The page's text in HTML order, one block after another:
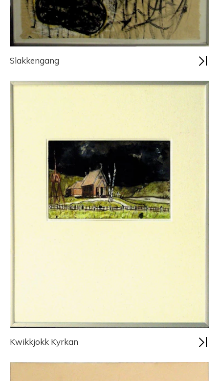
Slakkengang
Kwikkjokk Kyrkan